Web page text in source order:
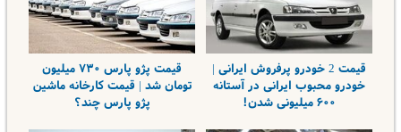
قیمت 2 خودرو پرفروش ایرانی |
خودرو محبوب ایرانی در آستانه
۶۰۰ میلیونی شدن!
قیمت پژو پارس ۷۳۰ میلیون
تومان شد | قیمت کارخانه ماشین
پژو پارس چند؟